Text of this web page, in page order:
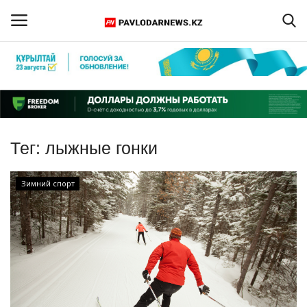
Регистрация
Главная
Обратная связь
ПАВЛОДАРСКАЯ ОБЛАСТЬ
КАЗАХСТАН
МИР
Тег: лыжные гонки
Зимний спорт